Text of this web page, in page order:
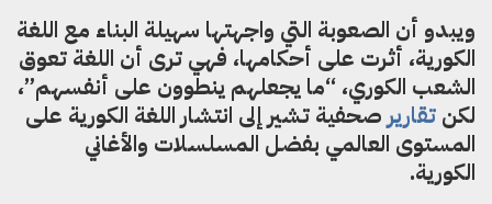
ويبدو أن الصعوبة التي واجهتها سهيلة البناء مع اللغة
الكورية، أثرت على أحكامها، فهي ترى أن اللغة تعوق
الشعب الكوري، “ما يجعلهم ينطوون على أنفسهم”،
لكن تقارير صحفية تشير إلى انتشار اللغة الكورية على
المستوى العالمي بفضل المسلسلات والغاني
الكورية.